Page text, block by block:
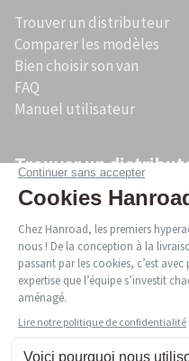
Trouver un distributeur
Comparer les modèles
Bien choisir son van
FAQ
Manuel utilisateur
Trouver un
Acheter un van aménagé
Acheter un van aménagé
Acheter un van aménagé
Acheter un van aménagé
Acheter un van aménagé
Acheter un van aménagé
Acheter un van aménagé